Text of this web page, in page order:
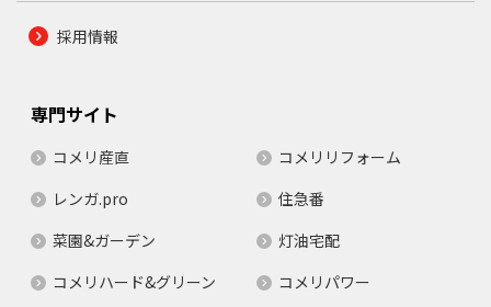
採用情報
専門サイト
コメリ産直
コメリリフォーム
レンガ.pro
住急番
菜園&ガーデン
灯油宅配
コメリハード&グリーン
コメリパワー